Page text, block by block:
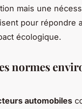
mais une
pour répondre
écologique.
normes
automobiles